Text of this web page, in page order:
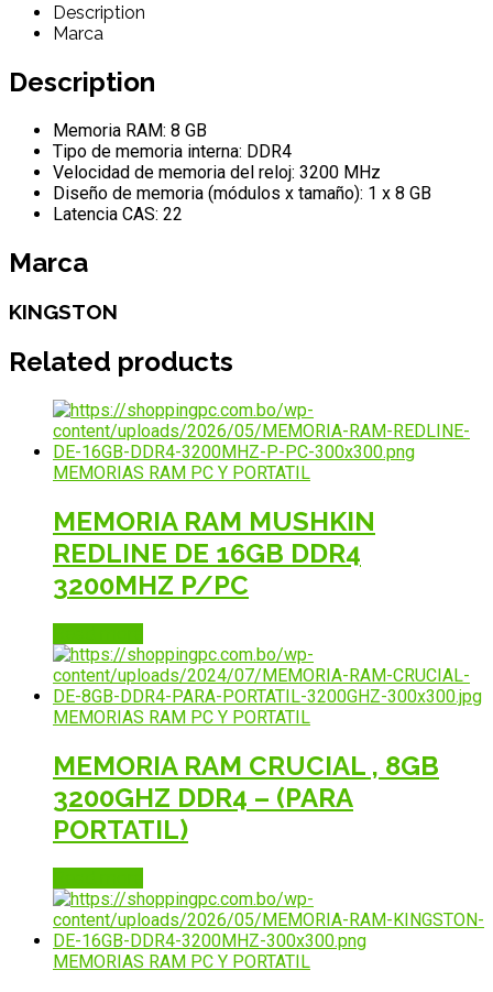
Description
Marca
Description
Memoria RAM: 8 GB
Tipo de memoria interna: DDR4
Velocidad de memoria del reloj: 3200 MHz
Diseño de memoria (módulos x tamaño): 1 x 8 GB
Latencia CAS: 22
Marca
KINGSTON
Related products
MEMORIAS RAM PC Y PORTATIL
MEMORIA RAM MUSHKIN
REDLINE DE 16GB DDR4
3200MHZ P/PC
MEMORIAS RAM PC Y PORTATIL
MEMORIA RAM CRUCIAL , 8GB
3200GHZ DDR4 – (PARA
PORTATIL)
MEMORIAS RAM PC Y PORTATIL